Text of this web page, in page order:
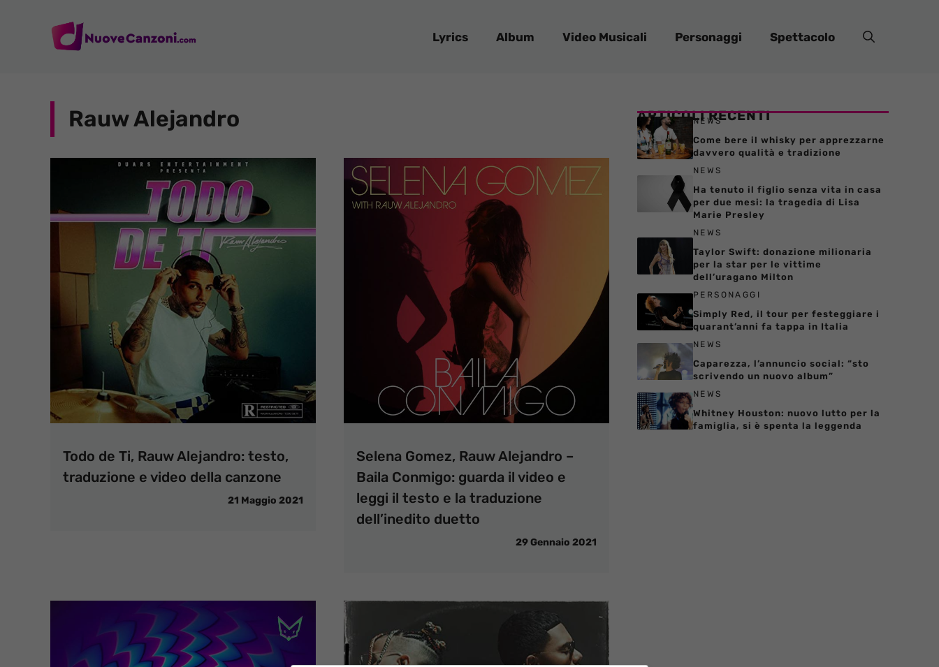
Lyrics Album Video Musicali Personaggi Spettacolo
Rauw Alejandro
Todo de Ti, Rauw Alejandro: testo,
traduzione e video della canzone
21 Maggio 2021
Selena Gomez, Rauw Alejandro –
Baila Conmigo: guarda il video e
leggi il testo e la traduzione
dell’inedito duetto
29 Gennaio 2021
ARTICOLI RECENTI
NEWS
Come bere il whisky per apprezzarne
davvero qualità e tradizione
NEWS
Ha tenuto il figlio senza vita in casa
per due mesi: la tragedia di Lisa
Marie Presley
NEWS
Taylor Swift: donazione milionaria
per la star per le vittime
dell’uragano Milton
PERSONAGGI
Simply Red, il tour per festeggiare i
quarant’anni fa tappa in Italia
NEWS
Caparezza, l’annuncio social: “sto
scrivendo un nuovo album”
NEWS
Whitney Houston: nuovo lutto per la
famiglia, si è spenta la leggenda